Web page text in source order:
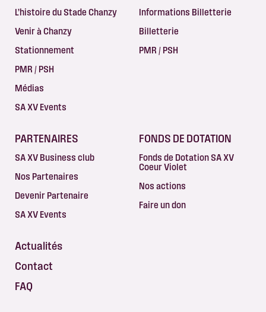
L’histoire du Stade Chanzy
Venir à Chanzy
Stationnement
PMR / PSH
Médias
SA XV Events
Informations Billetterie
Billetterie
PMR / PSH
PARTENAIRES
SA XV Business club
Nos Partenaires
Devenir Partenaire
SA XV Events
FONDS DE DOTATION
Fonds de Dotation SA XV
Coeur Violet
Nos actions
Faire un don
Actualités
Contact
FAQ